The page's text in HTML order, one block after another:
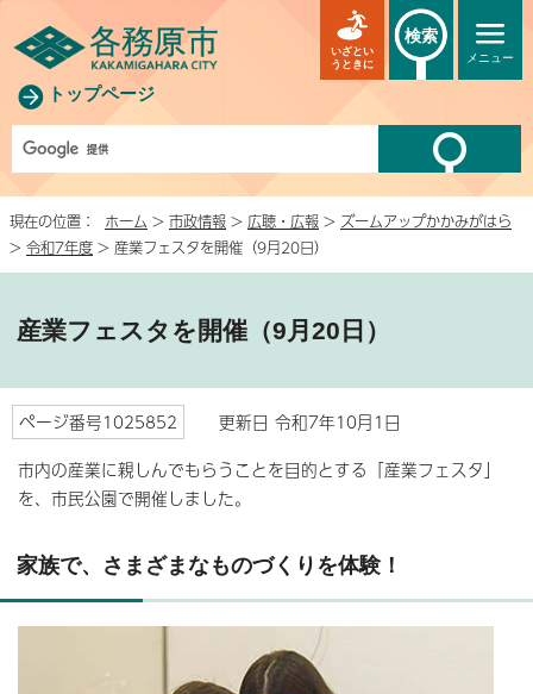
トップページ
メニュー
いざとい
うときに
検索
現在の位置： ホーム > 市政情報 > 広聴・広報 > ズームアップかかみがはら
> 令和7年度 > 産業フェスタを開催（9月20日）
産業フェスタを開催（9月20日）
ページ番号1025852
更新日 令和7年10月1日
市内の産業に親しんでもらうことを目的とする「産業フェスタ」
を、市民公園で開催しました。
家族で、さまざまなものづくりを体験！